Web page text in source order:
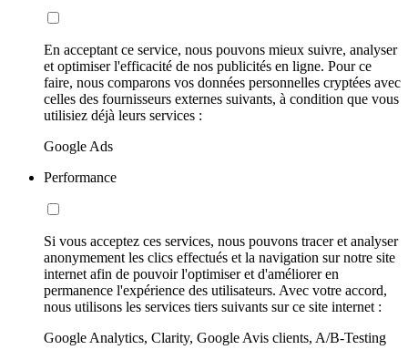
En acceptant ce service, nous pouvons mieux suivre, analyser
et optimiser l'efficacité de nos publicités en ligne. Pour ce
faire, nous comparons vos données personnelles cryptées avec
celles des fournisseurs externes suivants, à condition que vous
utilisiez déjà leurs services :
Google Ads
Performance
Si vous acceptez ces services, nous pouvons tracer et analyser
anonymement les clics effectués et la navigation sur notre site
internet afin de pouvoir l'optimiser et d'améliorer en
permanence l'expérience des utilisateurs. Avec votre accord,
nous utilisons les services tiers suivants sur ce site internet :
Google Analytics, Clarity, Google Avis clients, A/B-Testing